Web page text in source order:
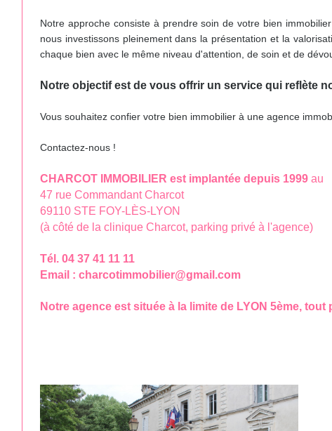
Notre approche consiste à prendre soin de votre bien
nous investissons pleinement dans la présentation et la
chaque bien avec le même niveau d'attention, de soin et de
Notre objectif est de vous offrir un service qui reflète
Vous souhaitez confier votre bien immobilier à une agence
Contactez-nous !
CHARCOT IMMOBILIER est implantée depuis 1999au
47 rue Commandant Charcot
69110 STE FOY-LÈS-LYON
(à côté de la clinique Charcot, parking privé à l'agence)
Tél. 04 37 41 11 11
Email : charcotimmobilier@gmail.com
Notre agence est située à la limite de LYON 5ème, tout